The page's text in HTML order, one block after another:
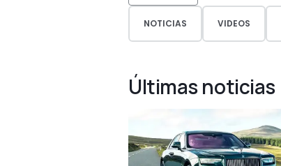
NOTICIAS VIDEOS
Últimas noticias